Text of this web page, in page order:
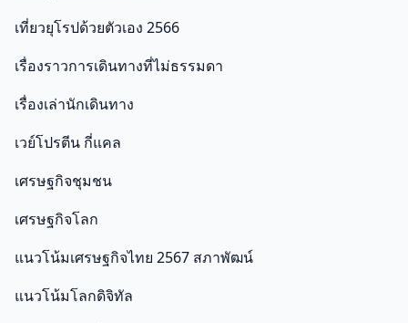
เที่ยวยุโรปด้วยตัวเอง 2566
เรื่องราวการเดินทางที่ไม่ธรรมดา
เรื่องเล่านักเดินทาง
เวย์โปรตีน กี่แคล
เศรษฐกิจชุมชน
เศรษฐกิจโลก
แนวโน้มเศรษฐกิจไทย 2567 สภาพัฒน์
แนวโน้มโลกดิจิทัล